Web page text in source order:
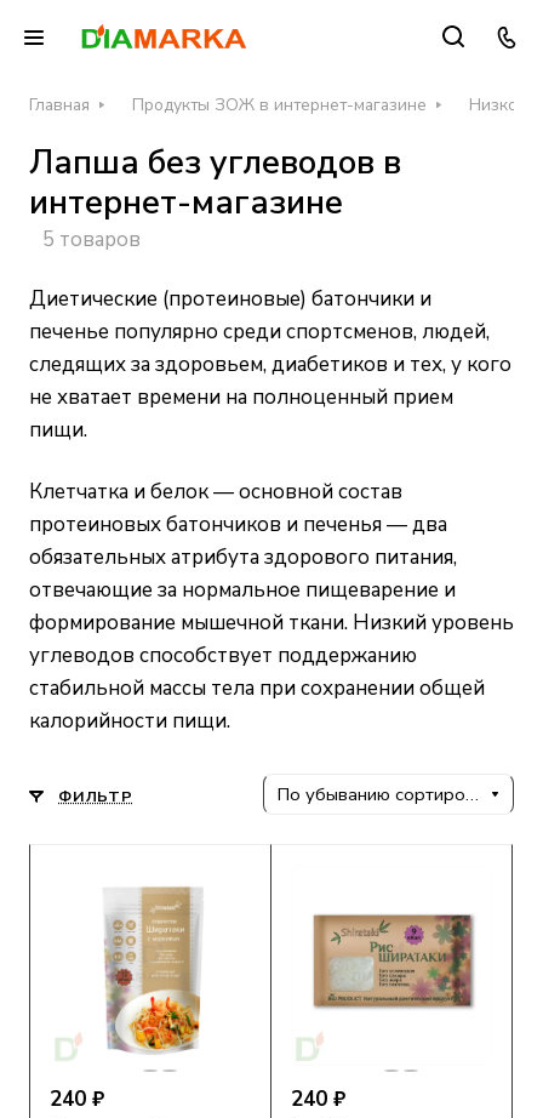
Главная Продукты ЗОЖ в интернет-магазине
Лапша без углеводов в
интернет-магазине
5 товаров
Диетические (протеиновые) батончики и
печенье популярно среди спортсменов, людей,
следящих за здоровьем, диабетиков и тех, у кого
не хватает времени на полноценный прием
пищи.
Клетчатка и белок — основной состав
протеиновых батончиков и печенья — два
обязательных атрибута здорового питания,
отвечающие за нормальное пищеварение и
формирование мышечной ткани. Низкий уровень
углеводов способствует поддержанию
стабильной массы тела при сохранении общей
калорийности пищи.
ФИЛЬТР По убыванию сортировки
240 ₽ 240 ₽